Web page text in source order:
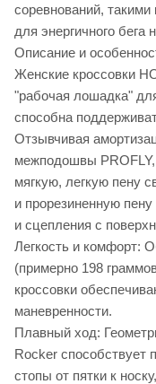
соревнований,
для энергичного бега
Описание и
Женские кроссовки
"рабочая лошадка"
способна
Отзывчивая
межподошвы PROFLY,
мягкую, легкую пену
и прорезиненную пену
и сцепления с
Легкость и комфорт:
(примерно 198
кроссовки
маневренности.
Плавный ход:
Rocker способствует
стопы от пятки к